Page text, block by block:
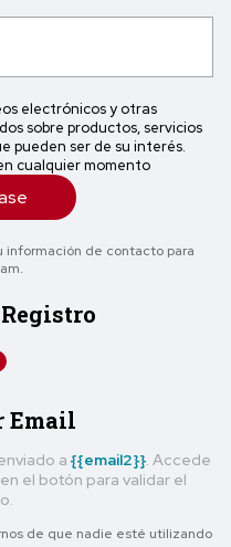
electrónicos y otras
sobre productos, servicios
pueden ser de su interés.
cualquier momento
información de contacto para
Email
a {{email2}} . Accede
el botón para validar el
de que nadie esté utilizando